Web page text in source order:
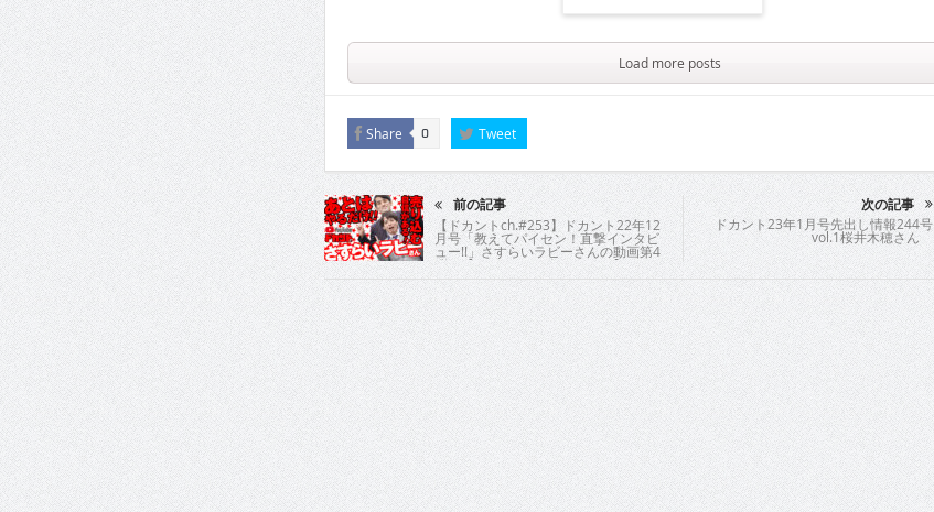
Load more posts
Share 0 Tweet
前の記事
【ドカントch.#253】ドカント22年12
月号「教えてパイセン！直撃インタビ
ュー!!」さすらいラビーさんの動画第4
弾！【さすらいラビーさん4/5】
次の記事
ドカント23年1月号先出し情報244号
vol.1桜井木穂さん